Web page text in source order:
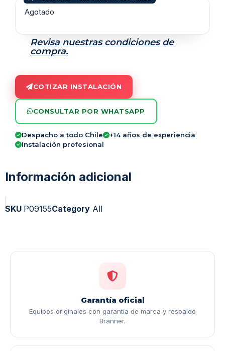
Agotado
Revisa nuestras condiciones de
compra.
COTIZAR INSTALACIÓN
CONSULTAR POR WHATSAPP
Despacho a todo Chile
+14 años de experiencia
Instalación profesional
Información adicional
SKU P09155Category All
Garantía oficial
Equipos originales con garantía de marca y respaldo
Branner.